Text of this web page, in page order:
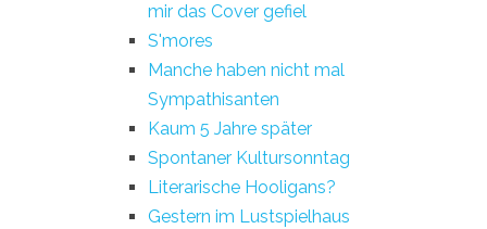
mir das Cover gefiel
S'mores
Manche haben nicht mal
Sympathisanten
Kaum 5 Jahre später
Spontaner Kultursonntag
Literarische Hooligans?
Gestern im Lustspielhaus